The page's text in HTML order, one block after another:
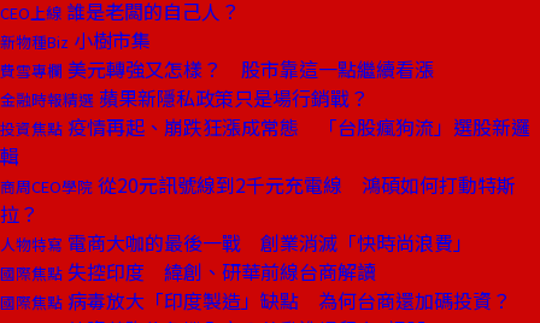
CEO上線 誰是老闆的自己人？
新物種Biz 小樹市集
費雪專欄 美元轉強又怎樣？ 股市靠這一點繼續看漲
金融時報精選 蘋果新隱私政策只是場行銷戰？
投資焦點 疫情再起、崩跌狂漲成常態 「台股瘋狗流」選股新邏
輯
商周CEO學院 從20元訊號線到2千元充電線 鴻碩如何打動特斯
拉？
人物特寫 電商大咖的最後一戰 創業消滅「快時尚浪費」
國際焦點 失控印度 緯創、研華前線台商解讀
國際焦點 病毒放大「印度製造」缺點 為何台商還加碼投資？